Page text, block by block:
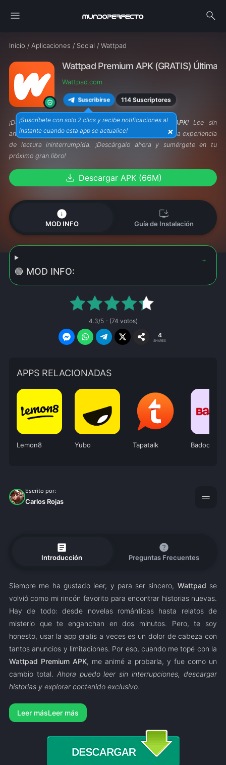
menu search
Inicio / Aplicaciones / Social / Wattpad
Wattpad Premium APK (GRATIS) Última
Wattpad.com
Suscribirse 114 Suscriptores
¡Suscríbete con solo 2 clics y recibe notificaciones al
instante cuando esta app se actualice!
×
¡Descubre historias sin fin conWattpad Premium APK! Lee sin
anuncios, accede a contenido exclusivo y disfruta de una experiencia
de lectura ininterrumpida. ¡Descárgalo ahora y sumérgete en tu
próximo gran libro!
download Descargar APK (66M)
info
MOD INFO
install_desktop
Guía de Instalación
🟢 MOD INFO:
4.3/5 - (74 votos)
4
SHARES
APPS RELACIONADAS
Lemon8 Yubo Tapatalk Badoo
Escrito por:
Carlos Rojas drag_handle
article
Introducción
help
Preguntas Frecuentes
Siempre me ha gustado leer, y para ser sincero, Wattpad se
volvió como mi rincón favorito para encontrar historias nuevas.
Hay de todo: desde novelas románticas hasta relatos de
misterio que te enganchan en dos minutos. Pero, te soy
honesto, usar la app gratis a veces es un dolor de cabeza con
tantos anuncios y limitaciones. Por eso, cuando me topé con la
Wattpad Premium APK, me animé a probarla, y fue como un
cambio total. Ahora puedo leer sin interrupciones, descargar
historias y explorar contenido exclusivo.
Leer más